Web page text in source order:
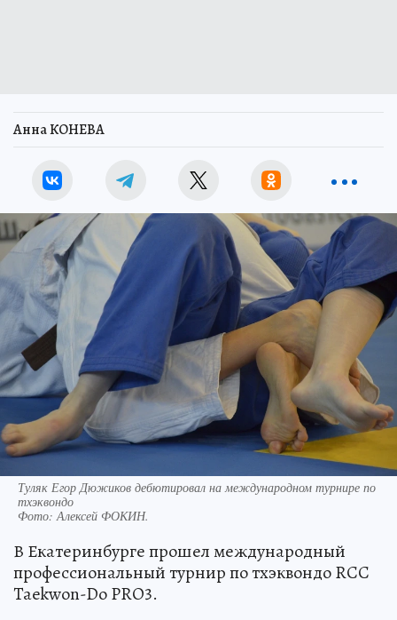
Анна КОНЕВА
Туляк Егор Дюжиков дебютировал на международном турнире по
тхэквондо
Фото:Алексей ФОКИН.
В Екатеринбурге прошел международный
профессиональный турнир по тхэквондо RCC
Taekwon-Do PRO3.